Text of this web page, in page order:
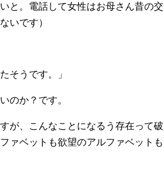
と。電話して女性はお母さん昔の交
いです）
そうです。」
のか？です。
が、こんなことになるう存在って破
ァベットも欲望のアルファベットも